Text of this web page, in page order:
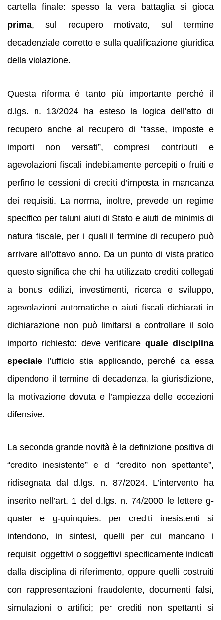
cartella finale: spesso la vera battaglia si gioca
prima, sul recupero motivato, sul termine
decadenziale corretto e sulla qualificazione giuridica
della violazione.
Questa riforma è tanto più importante perché il
d.lgs. n. 13/2024 ha esteso la logica dell’atto di
recupero anche al recupero di “tasse, imposte e
importi non versati”, compresi contributi e
agevolazioni fiscali indebitamente percepiti o fruiti e
perfino le cessioni di crediti d’imposta in mancanza
dei requisiti. La norma, inoltre, prevede un regime
specifico per taluni aiuti di Stato e aiuti de minimis di
natura fiscale, per i quali il termine di recupero può
arrivare all’ottavo anno. Da un punto di vista pratico
questo significa che chi ha utilizzato crediti collegati
a bonus edilizi, investimenti, ricerca e sviluppo,
agevolazioni automatiche o aiuti fiscali dichiarati in
dichiarazione non può limitarsi a controllare il solo
importo richiesto: deve verificarequale disciplina
speciale l’ufficio stia applicando, perché da essa
dipendono il termine di decadenza, la giurisdizione,
la motivazione dovuta e l’ampiezza delle eccezioni
difensive.
La seconda grande novità è la definizione positiva di
“credito inesistente” e di “credito non spettante”,
ridisegnata dal d.lgs. n. 87/2024. L’intervento ha
inserito nell’art. 1 del d.lgs. n. 74/2000 le lettere g-
quater e g-quinquies: per crediti inesistenti si
intendono, in sintesi, quelli per cui mancano i
requisiti oggettivi o soggettivi specificamente indicati
dalla disciplina di riferimento, oppure quelli costruiti
con rappresentazioni fraudolente, documenti falsi,
simulazioni o artifici; per crediti non spettanti si